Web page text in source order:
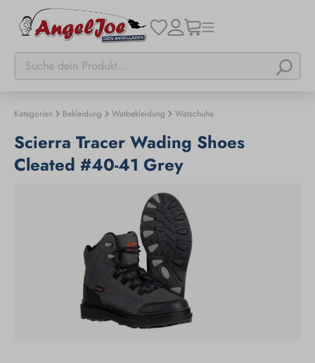
Kategorien Bekleidung Watbekleidung Watschuhe
Scierra Tracer Wading Shoes
Cleated #40-41 Grey